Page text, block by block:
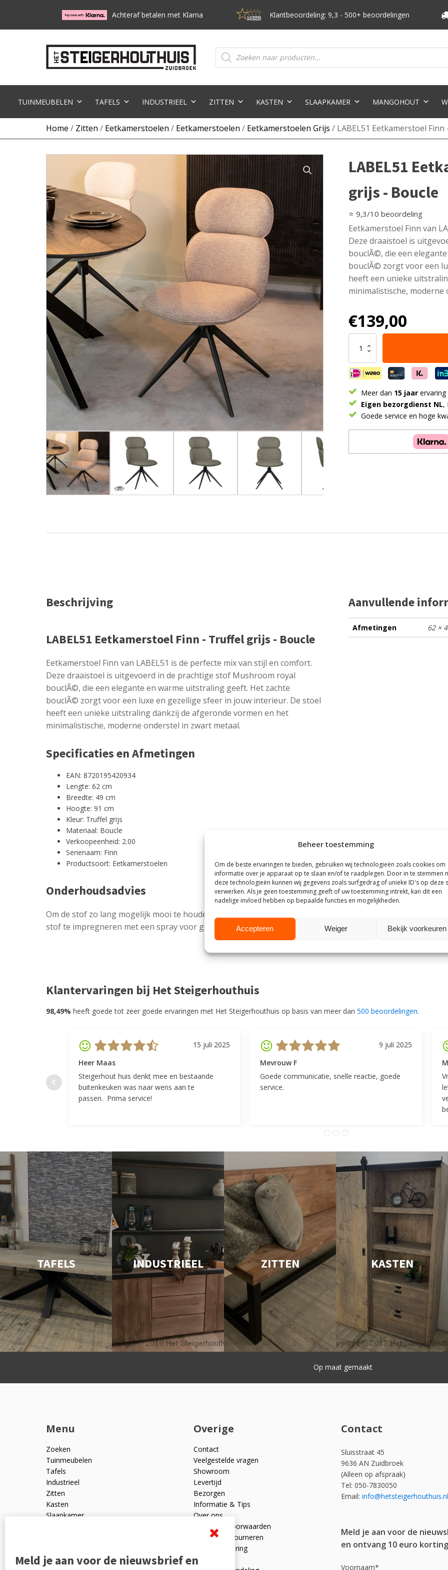
Beheer toestemming
Om de beste ervaringen te bieden, gebruiken wij technologieën zoals cookies om
informatie over je apparaat op te slaan en/of te raadplegen. Door in te stemmen
deze technologieën kunnen wij gegevens zoals surfgedrag of unieke ID's op deze
verwerken. Als je geen toestemming geeft of uw toestemming intrekt, kan dit een
nadelige invloed hebben op bepaalde functies en mogelijkheden.
Accepteren Weiger Bekijk voorkeuren
Achteraf betalen met Klarna Klantbeoordeling: 9,3 - 500+ beoordelingen
Producten
zoeken
TUINMEUBELEN TAFELS INDUSTRIEEL ZITTEN KASTEN SLAAPKAMER MANGOHOUT
Home / Zitten / Eetkamerstoelen / Eetkamerstoelen / Eetkamerstoelen Grijs / LABEL51 Eetkamerstoel
LABEL51
grijs - Boucle
⭐ 9,3/10 beoordeling
Eetkamerstoel Finn van
Deze draaistoel is
bouclÃ©, die een
bouclÃ© zorgt voor een
heeft een unieke
minimalistische,
€139,00
Eetkamerstoel
Finn
-
Truffel
grijs
Boucle
aantal
Meer dan 15 jaar ervaring
Eigen bezorgdienst NL,
Goede service en hoge
Beschrijving
LABEL51 Eetkamerstoel Finn - Truffel grijs - Boucle
Eetkamerstoel Finn van LABEL51 is de perfecte mix van stijl en comfort.
Deze draaistoel is uitgevoerd in de prachtige stof Mushroom royal
bouclÃ©, die een elegante en warme uitstraling geeft. Het zachte
bouclÃ© zorgt voor een luxe en gezellige sfeer in jouw interieur. De stoel
heeft een unieke uitstraling dankzij de afgeronde vormen en het
minimalistische, moderne onderstel in zwart metaal.
Specificaties en Afmetingen
EAN: 8720195420934
Lengte: 62 cm
Breedte: 49 cm
Hoogte: 91 cm
Kleur: Truffel grijs
Materiaal: Boucle
Verkoopeenheid: 2.00
Serienaam: Finn
Productsoort: Eetkamerstoelen
Onderhoudsadvies
Om de stof zo lang mogelijk mooi te houden wordt er geadviseerd om de
stof te impregneren met een spray voor gebruik.
Aanvullende
Afmetingen 62 ×
Klantervaringen bij Het Steigerhouthuis
98,49% heeft goede tot zeer goede ervaringen met Het Steigerhouthuis op basis van meer dan 500 beoordelingen.
15 juli 2025
Heer Maas
Steigerhout huis denkt mee en bestaande
buitenkeuken was naar wens aan te
passen. Prima service!
9 juli 2025
Mevrouw F
Goede communicatie, snelle reactie, goede
service.
TAFELS INDUSTRIEEL ZITTEN KASTEN
Snelle levering
Menu
Zoeken
Tuinmeubelen
Tafels
Industrieel
Zitten
Kasten
Slaapkamer
Outlet
Overige
Contact
Veelgestelde vragen
Showroom
Levertijd
Bezorgen
Informatie & Tips
Over ons
Algemene voorwaarden
Ruilen en retourneren
Privacyverklaring
Reviewpolicy
Contact
Sluisstraat 45
9636 AN Zuidbroek
(Alleen op afspraak)
Tel: 050-7830050
Email: info@hetsteigerhouthuis.nl
Meld je aan voor de
en ontvang 10 euro
Voornaam*
Meld je aan voor de nieuwsbrief en